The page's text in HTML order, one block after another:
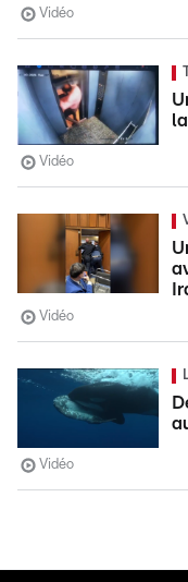
Vidéo
Vidéo
Vidéo
Vidéo